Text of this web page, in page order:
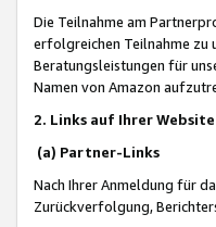
Die Teilnahme am
erfolgreichen Teilnahme zu
Beratungsleistungen für
Namen von Amazon
2. Links auf Ihrer Website
(a) Partner-Links
Nach Ihrer Anmeldung für
Zurückverfolgung,